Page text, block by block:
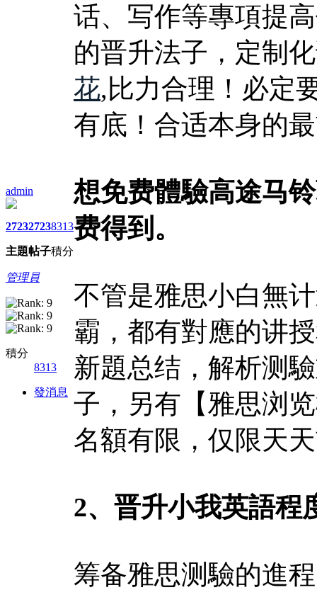
admin
2723
主題
2723
帖子
8313
積分
管理員
積分
8313
發消息
话、写作等專項提
的晋升法子，定制
花,比力合理！必定
有底！合适本身的
想免费體驗高途马
费得到。
不管是雅思小白無
霸，都有對應的讲
新題总结，解析测
子，另有【雅思浏
名額有限，仅限天
2、晋升小我英語程
筹备雅思测驗的進